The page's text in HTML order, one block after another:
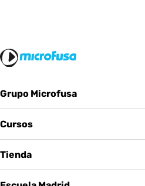
Grupo Microfusa
Cursos
Tienda